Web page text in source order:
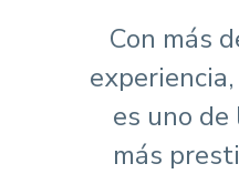
Con más
es uno
más